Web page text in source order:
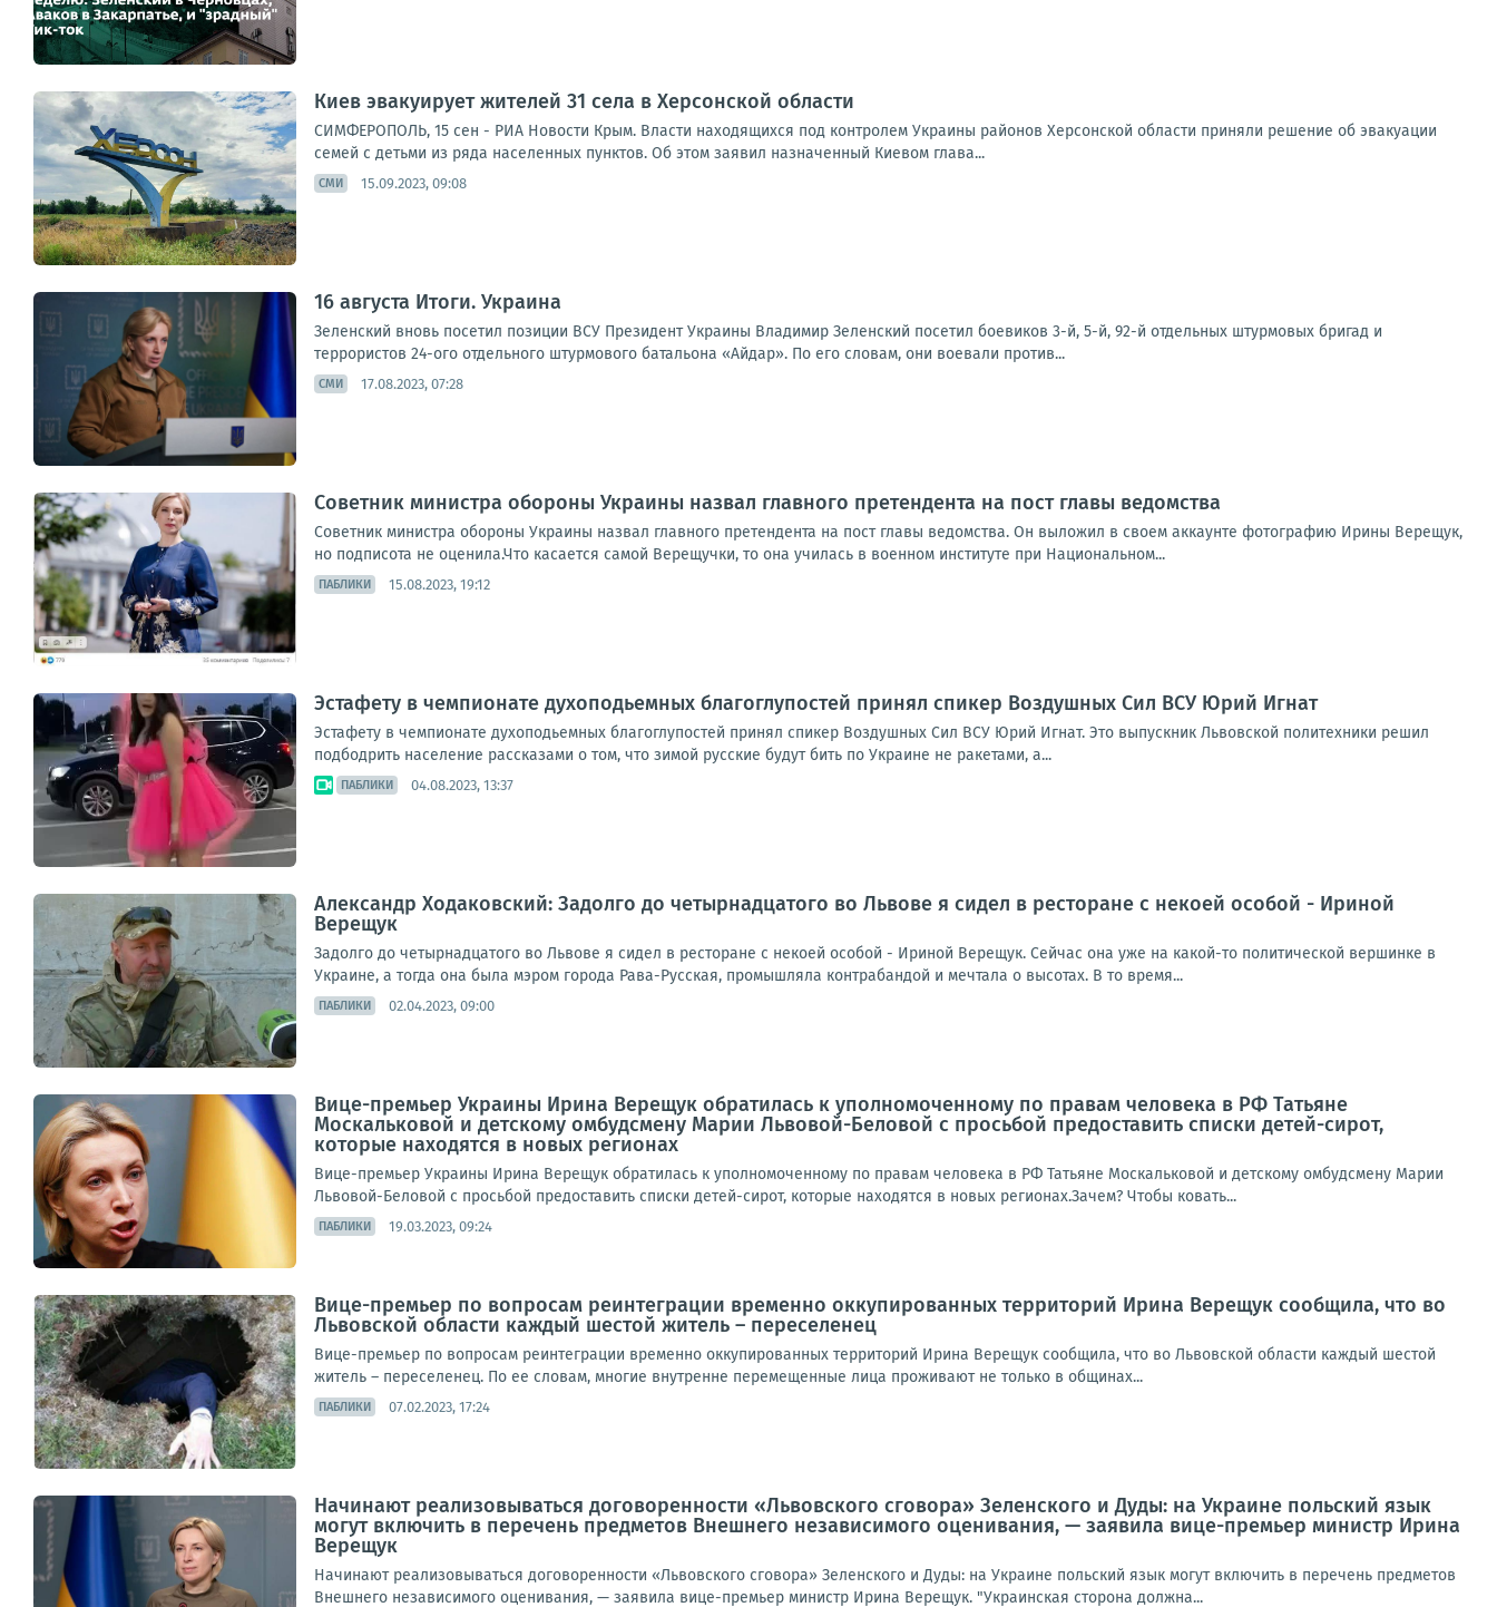
Киев эвакуирует жителей 31 села в Херсонской области
СИМФЕРОПОЛЬ, 15 сен - РИА Новости Крым. Власти находящихся под контролем Украины районов Херсонской области приняли решение об эвакуации
семей с детьми из ряда населенных пунктов. Об этом заявил назначенный Киевом глава...
СМИ 15.09.2023, 09:08
16 августа Итоги. Украина
Зеленский вновь посетил позиции ВСУ Президент Украины Владимир Зеленский посетил боевиков 3-й, 5-й, 92-й отдельных штурмовых бригад и
террористов 24-ого отдельного штурмового батальона «Айдар». По его словам, они воевали против...
СМИ 17.08.2023, 07:28
Советник министра обороны Украины назвал главного претендента на пост главы ведомства
Советник министра обороны Украины назвал главного претендента на пост главы ведомства. Он выложил в своем аккаунте фотографию Ирины Верещук,
но подписота не оценила.Что касается самой Верещучки, то она училась в военном институте при Национальном...
ПАБЛИКИ 15.08.2023, 19:12
Эстафету в чемпионате духоподьемных благоглупостей принял спикер Воздушных Сил ВСУ Юрий Игнат
Эстафету в чемпионате духоподьемных благоглупостей принял спикер Воздушных Сил ВСУ Юрий Игнат. Это выпускник Львовской политехники решил
подбодрить население рассказами о том, что зимой русские будут бить по Украине не ракетами, а...
ПАБЛИКИ 04.08.2023, 13:37
Александр Ходаковский: Задолго до четырнадцатого во Львове я сидел в ресторане с некоей особой - Ириной
Верещук
Задолго до четырнадцатого во Львове я сидел в ресторане с некоей особой - Ириной Верещук. Сейчас она уже на какой-то политической вершинке в
Украине, а тогда она была мэром города Рава-Русская, промышляла контрабандой и мечтала о высотах. В то время...
ПАБЛИКИ 02.04.2023, 09:00
Вице-премьер Украины Ирина Верещук обратилась к уполномоченному по правам человека в РФ Татьяне
Москальковой и детскому омбудсмену Марии Львовой-Беловой с просьбой предоставить списки детей-сирот,
которые находятся в новых регионах
Вице-премьер Украины Ирина Верещук обратилась к уполномоченному по правам человека в РФ Татьяне Москальковой и детскому омбудсмену Марии
Львовой-Беловой с просьбой предоставить списки детей-сирот, которые находятся в новых регионах.Зачем? Чтобы ковать...
ПАБЛИКИ 19.03.2023, 09:24
Вице-премьер по вопросам реинтеграции временно оккупированных территорий Ирина Верещук сообщила, что во
Львовской области каждый шестой житель – переселенец
Вице-премьер по вопросам реинтеграции временно оккупированных территорий Ирина Верещук сообщила, что во Львовской области каждый шестой
житель – переселенец. По ее словам, многие внутренне перемещенные лица проживают не только в общинах...
ПАБЛИКИ 07.02.2023, 17:24
Начинают реализовываться договоренности «Львовского сговора» Зеленского и Дуды: на Украине польский язык
могут включить в перечень предметов Внешнего независимого оценивания, — заявила вице-премьер министр Ирина
Верещук
Начинают реализовываться договоренности «Львовского сговора» Зеленского и Дуды: на Украине польский язык могут включить в перечень предметов
Внешнего независимого оценивания, — заявила вице-премьер министр Ирина Верещук. "Украинская сторона должна...